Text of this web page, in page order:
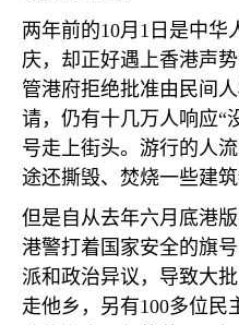
两年前的10月 1 日是中华
庆，却正好遇上香港声
管港府拒绝批准由民间
请，仍有十几万人响应“
号走上街头。游行的人
途还撕毁、焚烧一些建
但是自从去年六月底港
港警打着国家安全的旗
派和政治异议，导致大
走他乡，另有100多位民